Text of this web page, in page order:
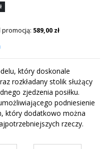
589,00 zł
który doskonale
rozkładany stolik służący
zjedzenia posiłku.
podniesienie
który dodatkowo można
rzeczy.